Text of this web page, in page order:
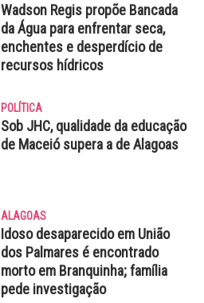
Wadson Regis propõe Bancada
da Água para enfrentar seca,
enchentes e desperdício de
recursos hídricos
POLÍTICA
Sob JHC, qualidade da educação
de Maceió supera a de Alagoas
ALAGOAS
Idoso desaparecido em União
dos Palmares é encontrado
morto em Branquinha; família
pede investigação